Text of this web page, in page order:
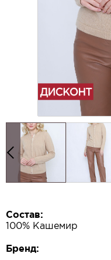
Состав:
100% Кашемир
Бренд: